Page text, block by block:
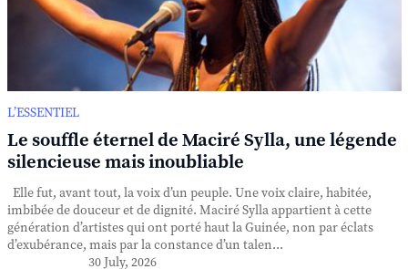
L’ESSENTIEL
Le souffle éternel de Maciré Sylla, une légende
silencieuse mais inoubliable
Elle fut, avant tout, la voix d’un peuple. Une voix claire, habitée,
imbibée de douceur et de dignité. Maciré Sylla appartient à cette
génération d’artistes qui ont porté haut la Guinée, non par éclats
d’exubérance, mais par la constance d’un talen...
30 July, 2026